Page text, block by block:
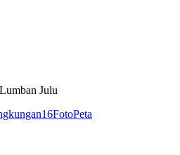
Lumban Julu
16FotoPeta